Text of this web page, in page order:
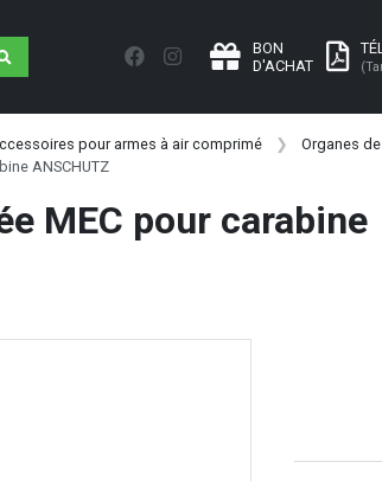
BON
D'ACHAT
pour armes à air comprimé
Organes
ANSCHUTZ
MEC pour carabine